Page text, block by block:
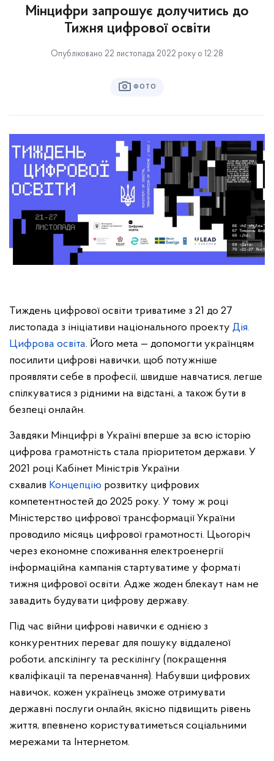
Мінцифри запрошує долучитись до
Тижня цифрової освіти
Опубліковано 22 листопада 2022 року о 12:28
ФОТО
Тиждень цифрової освіти триватиме з 21 до 27
листопада з ініціативи національного проекту Дія.
Цифрова освіта. Його мета — допомогти українцям
посилити цифрові навички, щоб потужніше
проявляти себе в професії, швидше навчатися, легше
спілкуватися з рідними на відстані, а також бути в
безпеці онлайн.
Завдяки Мінцифрі в Україні вперше за всю історію
цифрова грамотність стала пріоритетом держави. У
2021 році Кабінет Міністрів України
схвалив Концепцію розвитку цифрових
компетентностей до 2025 року. У тому ж році
Міністерство цифрової трансформації України
проводило місяць цифрової грамотності. Цьогоріч
через економне споживання електроенергії
інформаційна кампанія стартуватиме у форматі
тижня цифрової освіти. Адже жоден блекаут нам не
завадить будувати цифрову державу.
Під час війни цифрові навички є однією з
конкурентних переваг для пошуку віддаленої
роботи, апскілінгу та рескілінгу (покращення
кваліфікації та перенавчання). Набувши цифрових
навичок, кожен українець зможе отримувати
державні послуги онлайн, якісно підвищить рівень
життя, впевнено користуватиметься соціальними
мережами та Інтернетом.